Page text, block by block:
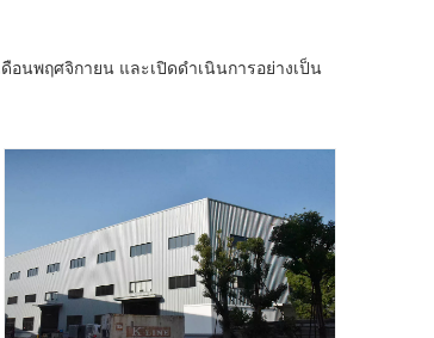
อนพฤศจิกายน และเปิดดำเนินการอย่างเป็น